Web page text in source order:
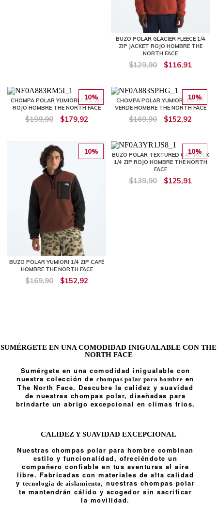
BUZO POLAR GLACIER FLEECE 1/4
ZIP JACKET ROJO HOMBRE THE
NORTH FACE
$129,90 $116,91
10%
CHOMPA POLAR YUMIORI FULL ZIP
ROJO HOMBRE THE NORTH FACE
$199,90 $179,92
10%
CHOMPA POLAR YUMIORI 1/4 ZIP
VERDE HOMBRE THE NORTH FACE
$169,90 $152,92
10%
BUZO POLAR YUMIORI 1/4 ZIP CAFÉ
HOMBRE THE NORTH FACE
$169,90 $152,92
10%
BUZO POLAR TEXTURED CAP ROCK
1/4 ZIP ROJO HOMBRE THE NORTH
FACE
$139,90 $125,91
SUMÉRGETE EN UNA COMODIDAD INIGUALABLE CON THE
NORTH FACE
Sumérgete en una comodidad inigualable con
nuestra colección de chompas polar para hombre en
The North Face. Descubre la calidez y suavidad
de nuestras chompas polar, diseñadas para
brindarte un abrigo excepcional en climas fríos.
CALIDEZ Y SUAVIDAD EXCEPCIONAL
Nuestras chompas polar para hombre combinan
estilo y funcionalidad, ofreciéndote un
compañero confiable en tus aventuras al aire
libre. Fabricadas con materiales de alta calidad
y tecnología de aislamiento, nuestras chompas polar
te mantendrán cálido y acogedor sin sacrificar
la movilidad.